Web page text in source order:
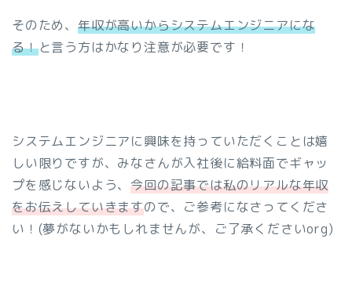
そのため、 年収が高いからシステムエンジニアにな
る！と言う方はかなり注意が必要です！
システムエンジニアに興味を持っていただくことは嬉
しい限りですが、みなさんが入社後に給料面でギャッ
プを感じないよう、今回の記事では私のリアルな年収
をお伝えしていきますので、ご参考になさってくださ
い！(夢がないかもしれませんが、ご了承くださいorg)